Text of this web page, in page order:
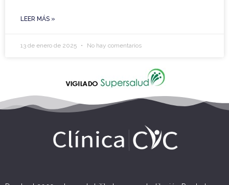
LEER MÁS »
13 de enero de 2025 No hay comentarios